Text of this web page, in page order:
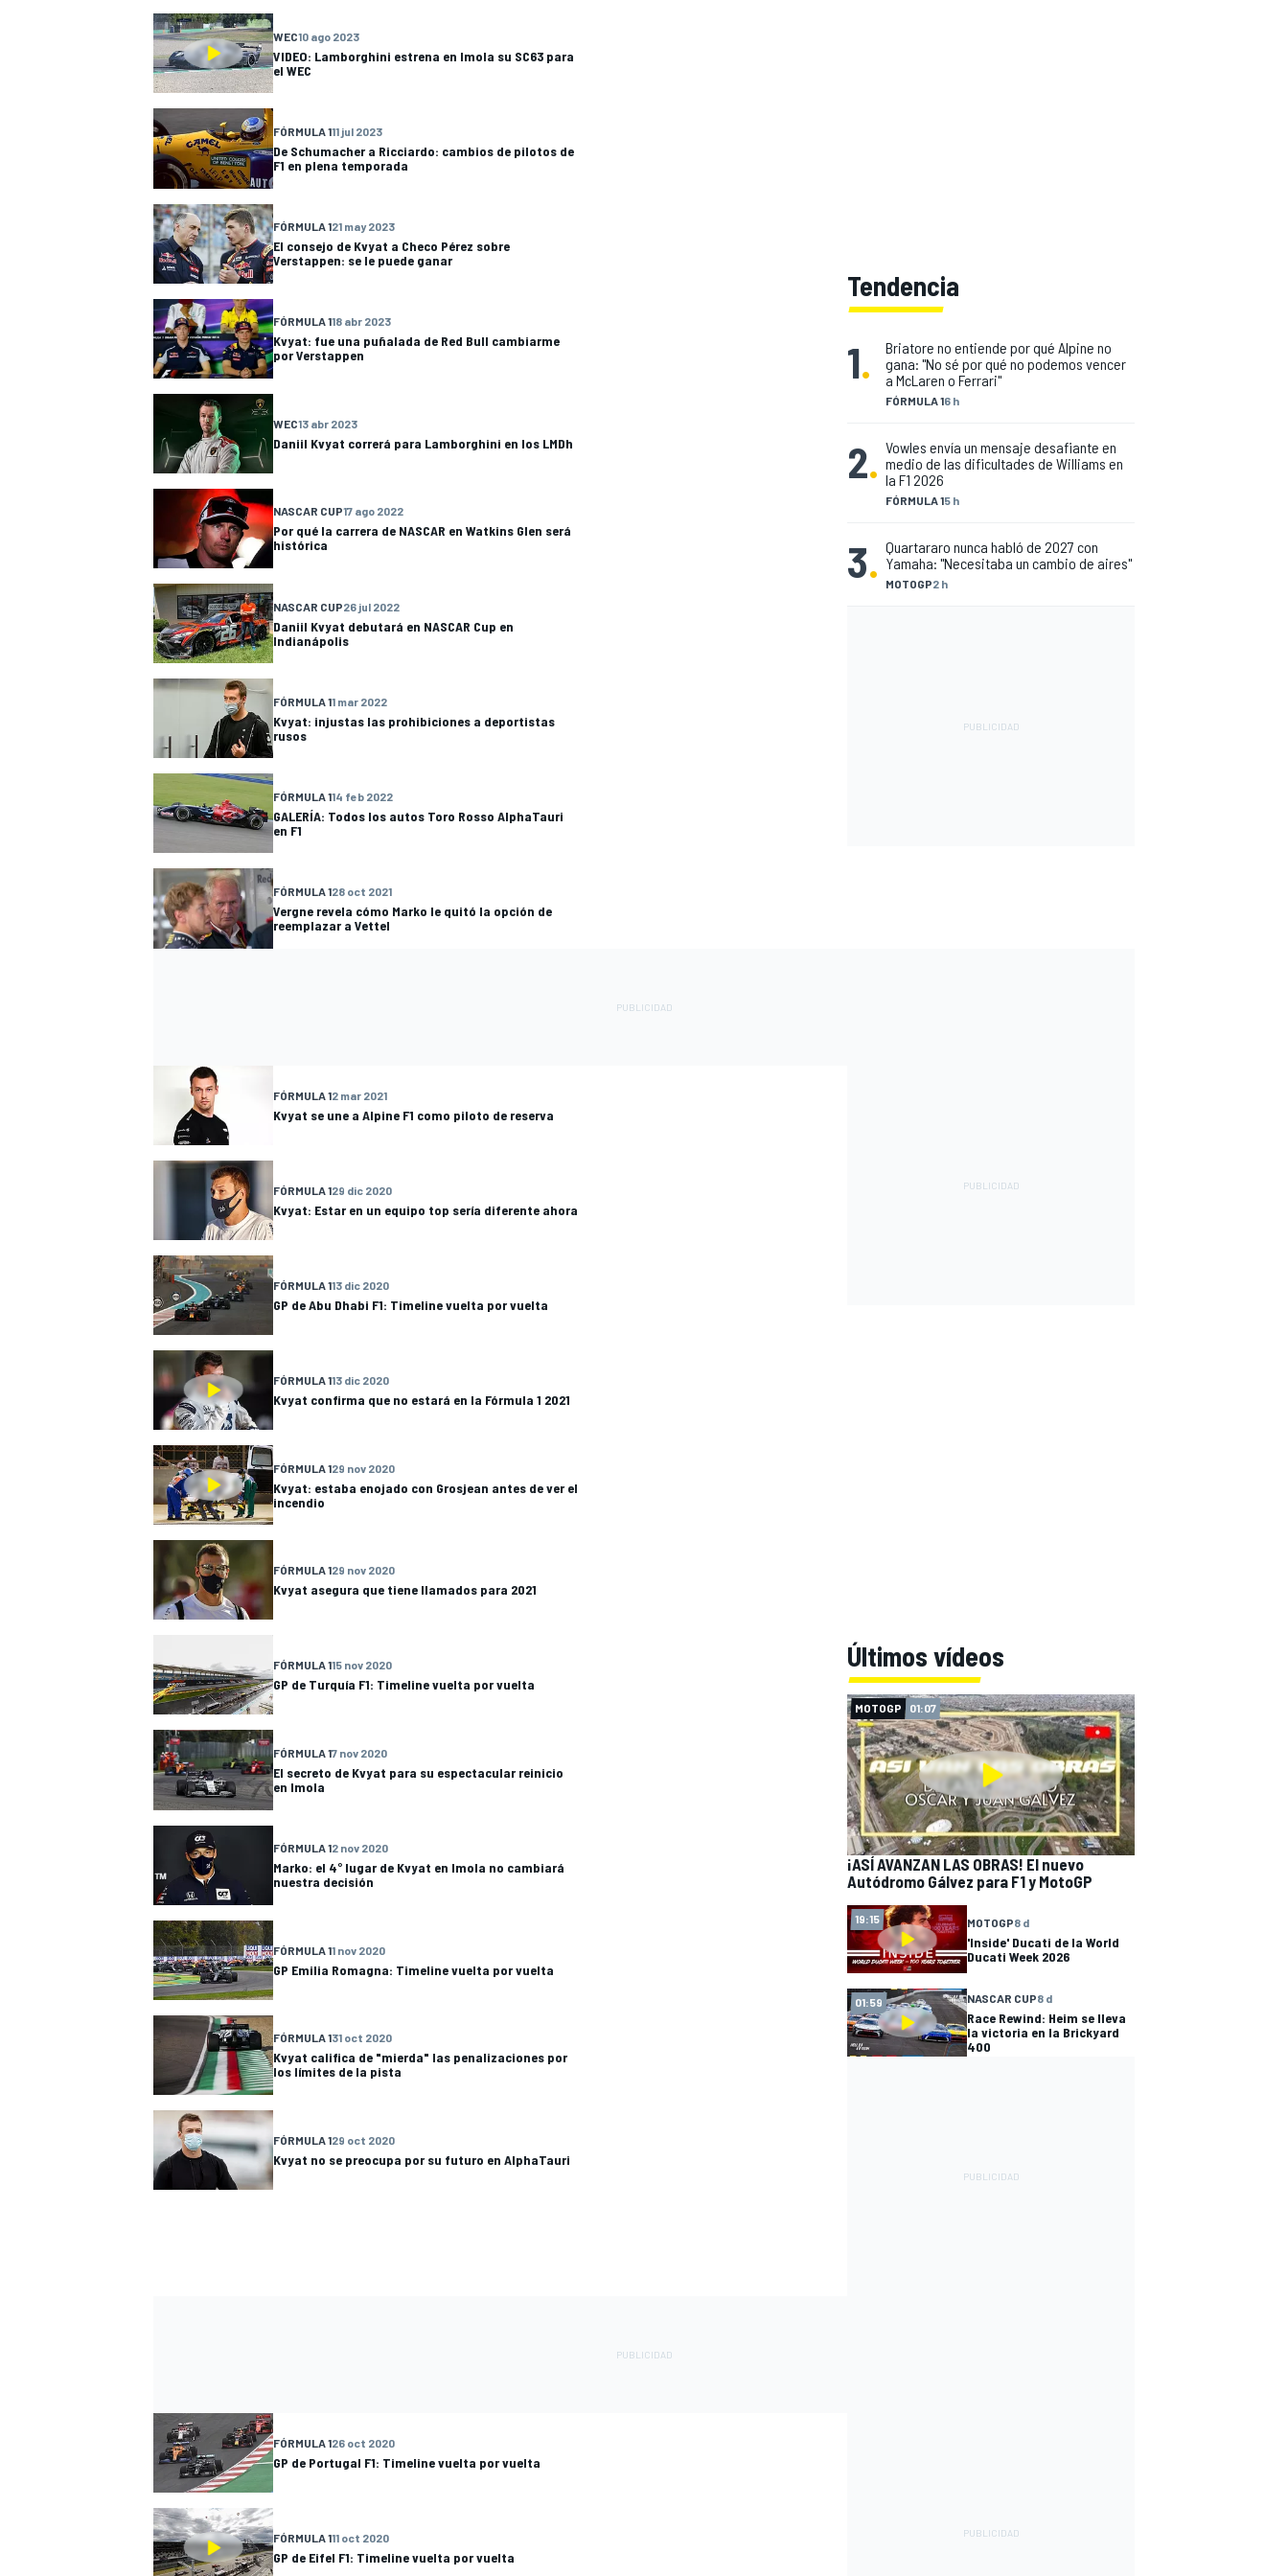
NASCAR CUP
FÓRMULA E
WRC
MÁS CATEGORÍAS
WEC10 ago 2023
VIDEO: Lamborghini estrena en Imola su SC63 para
el WEC
FÓRMULA 111 jul 2023
De Schumacher a Ricciardo: cambios de pilotos de
F1 en plena temporada
FÓRMULA 121 may 2023
El consejo de Kvyat a Checo Pérez sobre
Verstappen: se le puede ganar
FÓRMULA 118 abr 2023
Kvyat: fue una puñalada de Red Bull cambiarme
por Verstappen
WEC13 abr 2023
Daniil Kvyat correrá para Lamborghini en los LMDh
NASCAR CUP17 ago 2022
Por qué la carrera de NASCAR en Watkins Glen será
histórica
NASCAR CUP26 jul 2022
Daniil Kvyat debutará en NASCAR Cup en
Indianápolis
FÓRMULA 11 mar 2022
Kvyat: injustas las prohibiciones a deportistas
rusos
FÓRMULA 114 feb 2022
GALERÍA: Todos los autos Toro Rosso AlphaTauri
en F1
FÓRMULA 128 oct 2021
Vergne revela cómo Marko le quitó la opción de
reemplazar a Vettel
Tendencia
1.
FÓRMULA 16 h
Briatore no entiende por qué Alpine no
gana: "No sé por qué no podemos vencer
a McLaren o Ferrari"
2.
FÓRMULA 15 h
Vowles envía un mensaje desafiante en
medio de las dificultades de Williams en
la F1 2026
3. MOTOGP2 h
Quartararo nunca habló de 2027 con
Yamaha: "Necesitaba un cambio de aires"
FÓRMULA 12 mar 2021
Kvyat se une a Alpine F1 como piloto de reserva
FÓRMULA 129 dic 2020
Kvyat: Estar en un equipo top sería diferente ahora
FÓRMULA 113 dic 2020
GP de Abu Dhabi F1: Timeline vuelta por vuelta
FÓRMULA 113 dic 2020
Kvyat confirma que no estará en la Fórmula 1 2021
FÓRMULA 129 nov 2020
Kvyat: estaba enojado con Grosjean antes de ver el
incendio
FÓRMULA 129 nov 2020
Kvyat asegura que tiene llamados para 2021
FÓRMULA 115 nov 2020
GP de Turquía F1: Timeline vuelta por vuelta
FÓRMULA 17 nov 2020
El secreto de Kvyat para su espectacular reinicio
en Imola
FÓRMULA 12 nov 2020
Marko: el 4° lugar de Kvyat en Imola no cambiará
nuestra decisión
FÓRMULA 11 nov 2020
GP Emilia Romagna: Timeline vuelta por vuelta
FÓRMULA 131 oct 2020
Kvyat califica de "mierda" las penalizaciones por
los límites de la pista
FÓRMULA 129 oct 2020
Kvyat no se preocupa por su futuro en AlphaTauri
Últimos vídeos
MOTOGP 01:07
¡ASÍ AVANZAN LAS OBRAS! El nuevo
Autódromo Gálvez para F1 y MotoGP
19:15 MOTOGP8 d
'Inside' Ducati de la World
Ducati Week 2026
01:59 NASCAR CUP8 d
Race Rewind: Heim se lleva
la victoria en la Brickyard
400
FÓRMULA 126 oct 2020
GP de Portugal F1: Timeline vuelta por vuelta
FÓRMULA 111 oct 2020
GP de Eifel F1: Timeline vuelta por vuelta